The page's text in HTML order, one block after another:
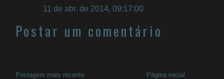
11 de abr. de 2014, 09:17:00
Postar um comentário
Postagem mais recente Página inicial